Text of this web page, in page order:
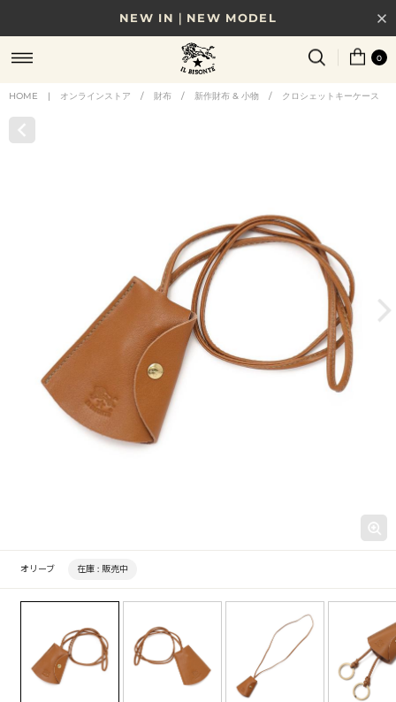
NEW IN｜NEW MODEL
8/17(月)10時まで｜税込11,000円以上で送料無料
贈る相手やシーンから選べる、新しいギフトガイド
0
HOME | オンラインストア / 財布 / 新作財布 & 小物 / クロシェットキーケース
オリーブ 在庫 : 販売中